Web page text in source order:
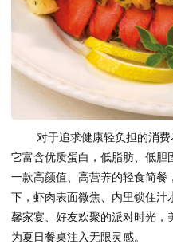
对于追求健康轻负担的消
它富含优质蛋白，低脂肪、低胆
一款高颜值、高营养的轻食简餐
下，虾肉表面微焦、内里锁住汁
馨家宴、好友欢聚的派对时光，
为夏日餐桌注入无限灵感。